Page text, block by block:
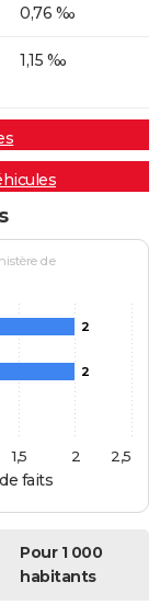
0,76 ‰
1,15 ‰
faits
de
2
2
1,5 2 2,5
Pour 1 000
habitants